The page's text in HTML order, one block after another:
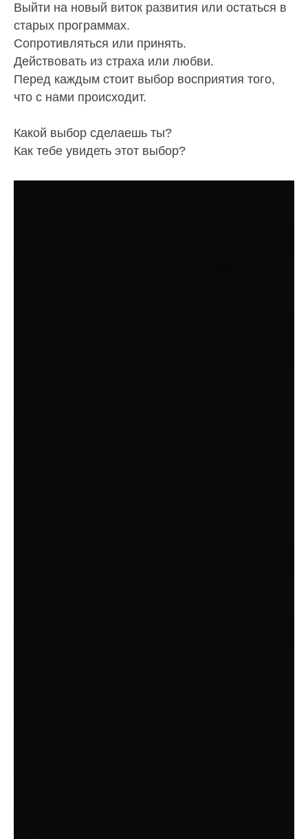
Выйти на новый виток развития или остаться в
старых программах.
Сопротивляться или принять.
Действовать из страха или любви.
Перед каждым стоит выбор восприятия того,
что с нами происходит.
Какой выбор сделаешь ты?
Как тебе увидеть этот выбор?